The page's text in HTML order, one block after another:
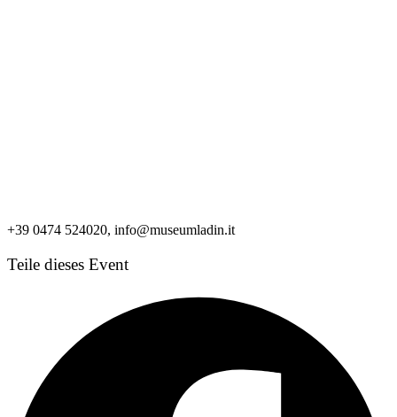
+39 0474 524020, info@museumladin.it
Teile dieses Event